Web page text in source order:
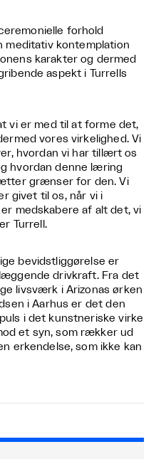
forhold
meditativ kontemplation
karakter og dermed
aspekt i Turrells
vi er med til at forme det,
vores virkelighed. Vi
hvordan vi har tillært os
hvordan denne læring
grænser for den. Vi
givet til os, når vi i
medskabere af alt det, vi
Turrell.
bevidstliggørelse er
drivkraft. Fra det
livsværk i Arizonas ørken
i Aarhus er det den
i det kunstneriske virke
et syn, som rækker ud
erkendelse, som ikke kan